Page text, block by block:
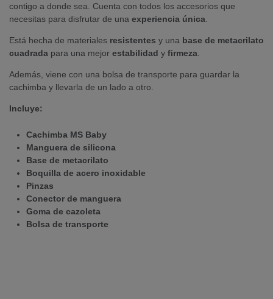
contigo a donde sea. Cuenta con todos los accesorios que
necesitas para disfrutar de una experiencia única
Está hecha de materiales resistentes y una base de metacrilato
cuadrada para una mejor estabilidad y firmeza
Además, viene con una bolsa de transporte para guardar la
cachimba y llevarla de un lado a otro.
Incluye:
Cachimba MS Baby
Manguera de silicona
Base de metacrilato
Boquilla de acero inoxidable
Pinzas
Conector de manguera
Goma de cazoleta
Bolsa de transporte